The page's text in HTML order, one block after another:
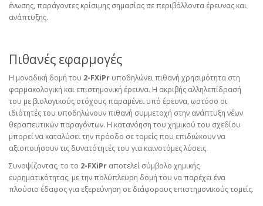
ένωσης, παράγοντες κρίσιμης σημασίας σε περιβάλλοντα έρευνας και
ανάπτυξης.
Πιθανές εφαρμογές
Η μοναδική δομή του 2-FXiPr υποδηλώνει πιθανή χρησιμότητα στη
φαρμακολογική και επιστημονική έρευνα. Η ακριβής αλληλεπίδρασή
του με βιολογικούς στόχους παραμένει υπό έρευνα, ωστόσο οι
ιδιότητές του υποδηλώνουν πιθανή συμμετοχή στην ανάπτυξη νέων
θεραπευτικών παραγόντων. Η κατανόηση του χημικού του σχεδίου
μπορεί να καταλύσει την πρόοδο σε τομείς που επιδιώκουν να
αξιοποιήσουν τις δυνατότητές του για καινοτόμες λύσεις.
Συνοψίζοντας, το το 2-FXiPr αποτελεί σύμβολο χημικής
ευρηματικότητας, με την πολύπλευρη δομή του να παρέχει ένα
πλούσιο έδαφος για εξερεύνηση σε διάφορους επιστημονικούς τομείς.